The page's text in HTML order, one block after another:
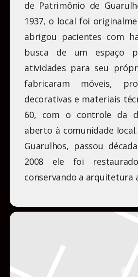
de Patrimônio de
1937, o local foi
abrigou pacientes com
busca de um espaço
atividades para seu
fabricaram móveis,
decorativas e materiais
60, com o controle da
aberto à comunidade
Guarulhos, passou
2008 ele foi
conservando a arquitetura